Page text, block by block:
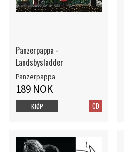
Panzerpappa -
Landsbysladder
Panzerpappa
189 NOK
CD
KJØP